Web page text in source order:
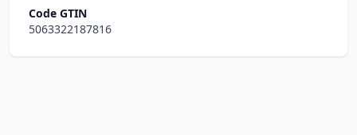
Code GTIN
5063322187816